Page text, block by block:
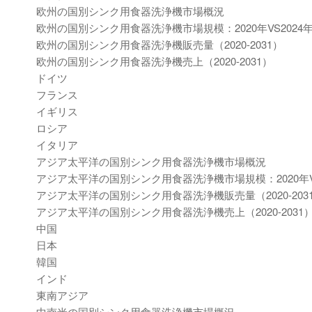
欧州の国別シンク用食器洗浄機市場概況
欧州の国別シンク用食器洗浄機市場規模：2020年VS2024
欧州の国別シンク用食器洗浄機販売量（2020-2031）
欧州の国別シンク用食器洗浄機売上（2020-2031）
ドイツ
フランス
イギリス
ロシア
イタリア
アジア太平洋の国別シンク用食器洗浄機市場概況
アジア太平洋の国別シンク用食器洗浄機市場規模：2020年
アジア太平洋の国別シンク用食器洗浄機販売量（2020-2031
アジア太平洋の国別シンク用食器洗浄機売上（2020-2031）
中国
日本
韓国
インド
東南アジア